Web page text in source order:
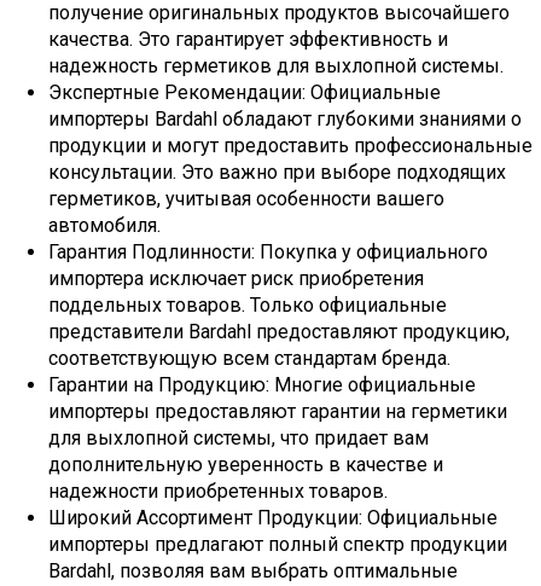
получение оригинальных продуктов высочайшего
качества. Это гарантирует эффективность и
надежность герметиков для выхлопной системы.
Экспертные Рекомендации: Официальные
импортеры Bardahl обладают глубокими знаниями о
продукции и могут предоставить профессиональные
консультации. Это важно при выборе подходящих
герметиков, учитывая особенности вашего
автомобиля.
Гарантия Подлинности: Покупка у официального
импортера исключает риск приобретения
поддельных товаров. Только официальные
представители Bardahl предоставляют продукцию,
соответствующую всем стандартам бренда.
Гарантии на Продукцию: Многие официальные
импортеры предоставляют гарантии на герметики
для выхлопной системы, что придает вам
дополнительную уверенность в качестве и
надежности приобретенных товаров.
Широкий Ассортимент Продукции: Официальные
импортеры предлагают полный спектр продукции
Bardahl, позволяя вам выбрать оптимальные